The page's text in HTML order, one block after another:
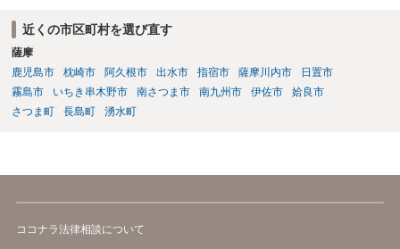
近くの市区町村を選び直す
薩摩
鹿児島市
枕崎市 阿久根市 出水市 指宿市 薩摩川内市
日置市
霧島市
いちき串木野市 南さつま市 南九州市 伊佐市
姶良市
さつま町
長島町 湧水町
ココナラ法律相談について